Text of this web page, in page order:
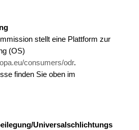
stellt eine Plattform zur
(OS)
consumers/odr.
finden Sie oben im
Universalschlichtungs